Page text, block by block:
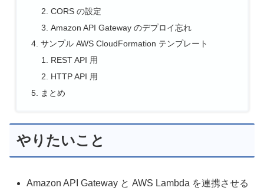
CORS の設定
Amazon API Gateway のデプロイ忘れ
サンプル AWS CloudFormation テンプレート
REST API 用
HTTP API 用
まとめ
やりたいこと
Amazon API Gateway と AWS Lambda を連携させる